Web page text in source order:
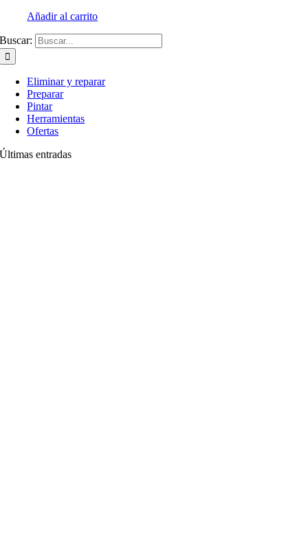
Añadir al carrito
Buscar:
Eliminar y reparar
Preparar
Pintar
Herramientas
Ofertas
Últimas entradas